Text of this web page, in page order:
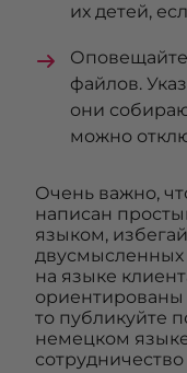
их детей,
файлов.
они
можно
Очень важно,
написан
языком,
двусмысленных
на языке
ориентированы
то публикуйте
немецком